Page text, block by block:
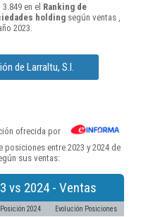
en el Ranking de
holding según ventas ,
2023.
de Larraltu, S.l.
ofrecida por
entre 2023 y 2024 de
sus ventas:
vs 2024 - Ventas
Posición 2024 Evolución Posiciones